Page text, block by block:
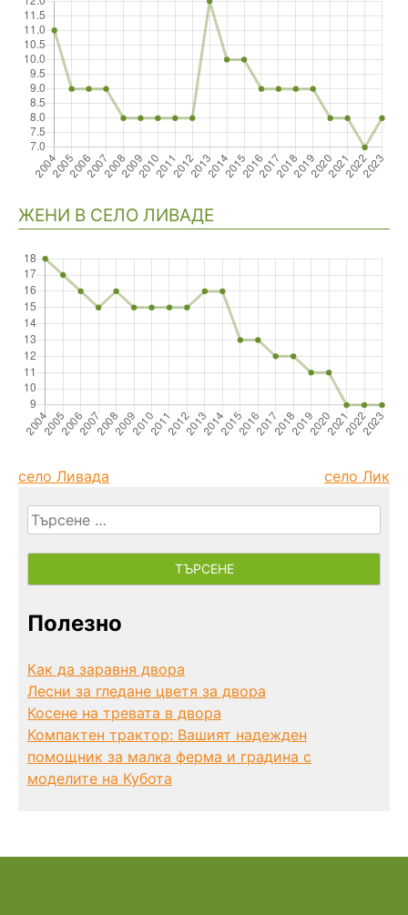
ЖЕНИ В СЕЛО ЛИВАДЕ
село Ливада село Лик
Търсене
за:
Полезно
Как да заравня двора
Лесни за гледане цветя за двора
Косене на тревата в двора
Компактен трактор: Вашият надежден
помощник за малка ферма и градина с
моделите на Кубота